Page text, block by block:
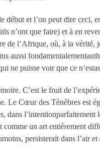
et l’on peut dire ceci,
n’ont que faire) et à en
l’Afrique, où, à la vérité,
aussi
ne puisse voir que ce
C’est le fruit de
Le Cœur des Ténèbres est
dans
comme un art entièrement
persisterait dans l’air